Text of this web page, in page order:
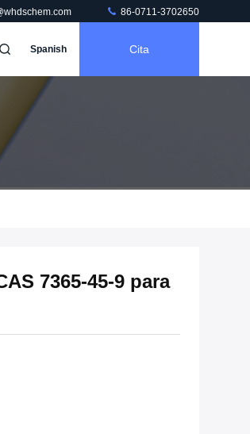
86-0711-3702650
Spanish Cita
7365-45-9 para